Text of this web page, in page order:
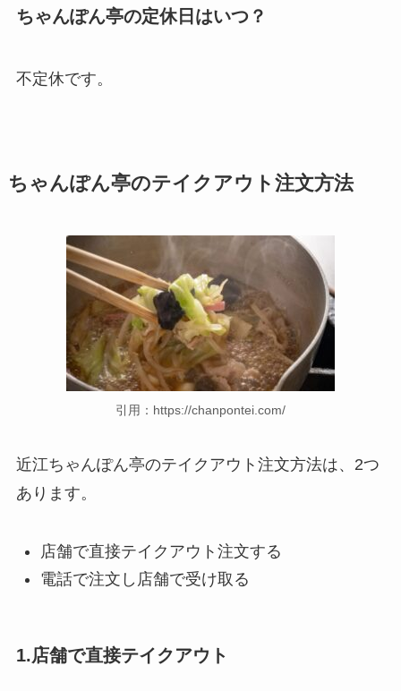
ちゃんぽん亭の定休日はいつ？
不定休です。
ちゃんぽん亭のテイクアウト注文方法
引用：https://chanpontei.com/
近江ちゃんぽん亭のテイクアウト注文方法は、2つ
あります。
店舗で直接テイクアウト注文する
電話で注文し店舗で受け取る
1.店舗で直接テイクアウト